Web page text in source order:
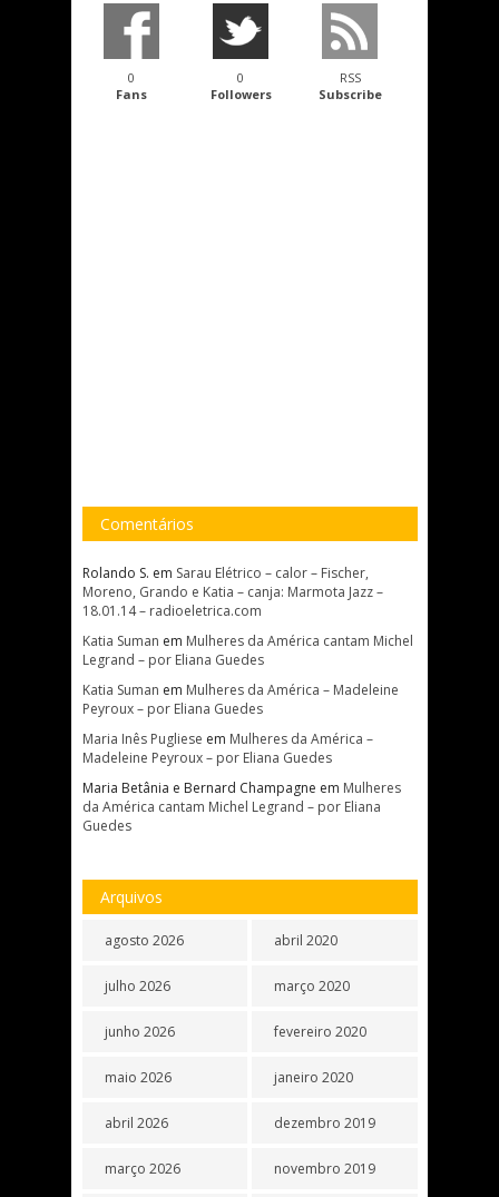
0
Fans
0
Followers
RSS
Subscribe
Comentários
Rolando S. em Sarau Elétrico – calor – Fischer,
Moreno, Grando e Katia – canja: Marmota Jazz –
18.01.14 – radioeletrica.com
Katia Suman em Mulheres da América cantam Michel
Legrand – por Eliana Guedes
Katia Suman em Mulheres da América – Madeleine
Peyroux – por Eliana Guedes
Maria Inês Pugliese em Mulheres da América –
Madeleine Peyroux – por Eliana Guedes
Maria Betânia e Bernard Champagne em Mulheres
da América cantam Michel Legrand – por Eliana
Guedes
Arquivos
agosto 2026
julho 2026
junho 2026
maio 2026
abril 2026
março 2026
abril 2020
março 2020
fevereiro 2020
janeiro 2020
dezembro 2019
novembro 2019